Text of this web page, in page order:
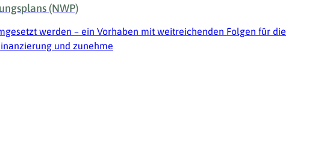
(NWP)
werden – ein Vorhaben mit weitreichenden Folgen für die
und zunehme